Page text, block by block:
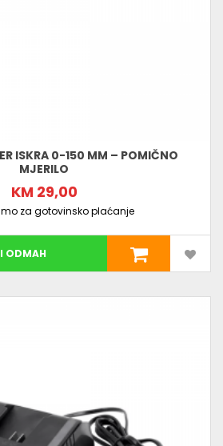
ISKRA 0-150 MM – POMIČNO
MJERILO
KM 29,00
za gotovinsko plaćanje
ODMAH